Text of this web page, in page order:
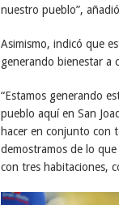
nuestro pueblo”,
Asimismo, indicó que
generando bienestar a
“Estamos generando
pueblo aquí en San
hacer en conjunto con
demostramos de lo
con tres habitaciones,